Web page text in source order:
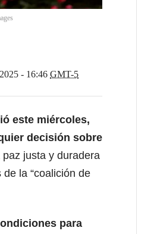
- 16:46 GMT-5
este miércoles,
decisión sobre
justa y duradera
la “coalición de
para